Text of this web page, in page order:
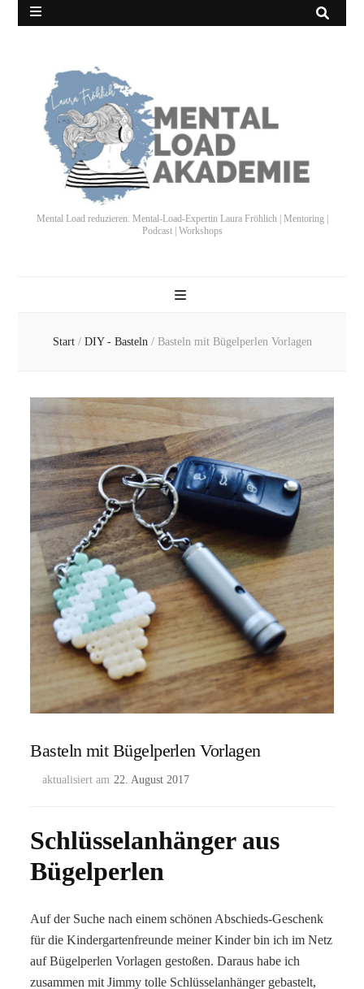
Mental Load reduzieren. Mental-Load-Expertin Laura Fröhlich | Mentoring |
Podcast | Workshops
Start / DIY - Basteln / Basteln mit Bügelperlen Vorlagen
Basteln mit Bügelperlen Vorlagen
aktualisiert am 22. August 2017
Schlüsselanhänger aus
Bügelperlen
Auf der Suche nach einem schönen Abschieds-Geschenk
für die Kindergartenfreunde meiner Kinder bin ich im Netz
auf Bügelperlen Vorlagen gestoßen. Daraus habe ich
zusammen mit Jimmy tolle Schlüsselanhänger gebastelt,